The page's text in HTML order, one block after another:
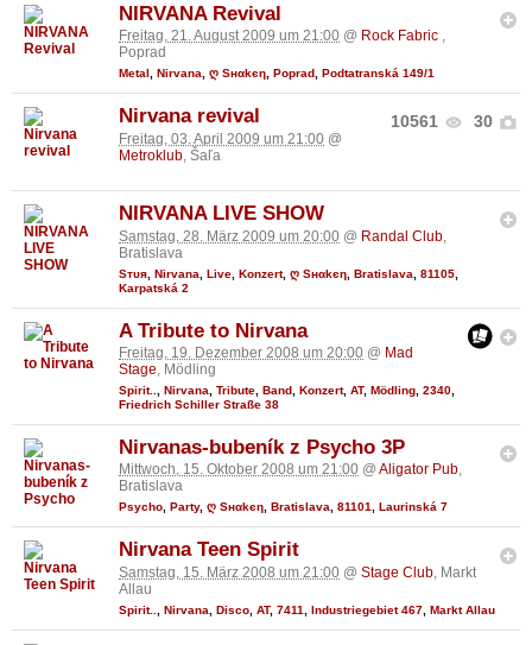
NIRVANA Revival
Freitag, 21. August 2009 um 21:00 @ Rock Fabric ,
Poprad
Metal, Nirvana, ღ Sнαkєη, Poprad, Podtatranská 149/1
10561 30
Nirvana revival
Freitag, 03. April 2009 um 21:00 @
Metroklub , Šaľa
NIRVANA LIVE SHOW
Samstag, 28. März 2009 um 20:00 @ Randal Club
Bratislava
Sтυя Nirvana Live Konzert, ღ Sнαkєη Bratislava 81105
Karpatská 2
A Tribute to Nirvana
Freitag, 19. Dezember 2008 um 20:00 @ Mad
Stage, Mödling
Spirit.. Nirvana Tribute Band Konzert, AT, Mödling 2340
Friedrich Schiller Straße 38
Nirvanas-bubeník z Psycho 3P
Mittwoch, 15. Oktober 2008 um 21:00 @ Aligator Pub,
Bratislava
Psycho, Party, ღ Sнαkєη, Bratislava, 81101, Laurinská 7
Nirvana Teen Spirit
Samstag, 15. März 2008 um 21:00 @ Stage Club , Markt
Allau
Spirit.. Nirvana Disco AT, 7411 Industriegebiet 467 Markt Allau